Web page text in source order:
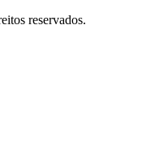
reservados.